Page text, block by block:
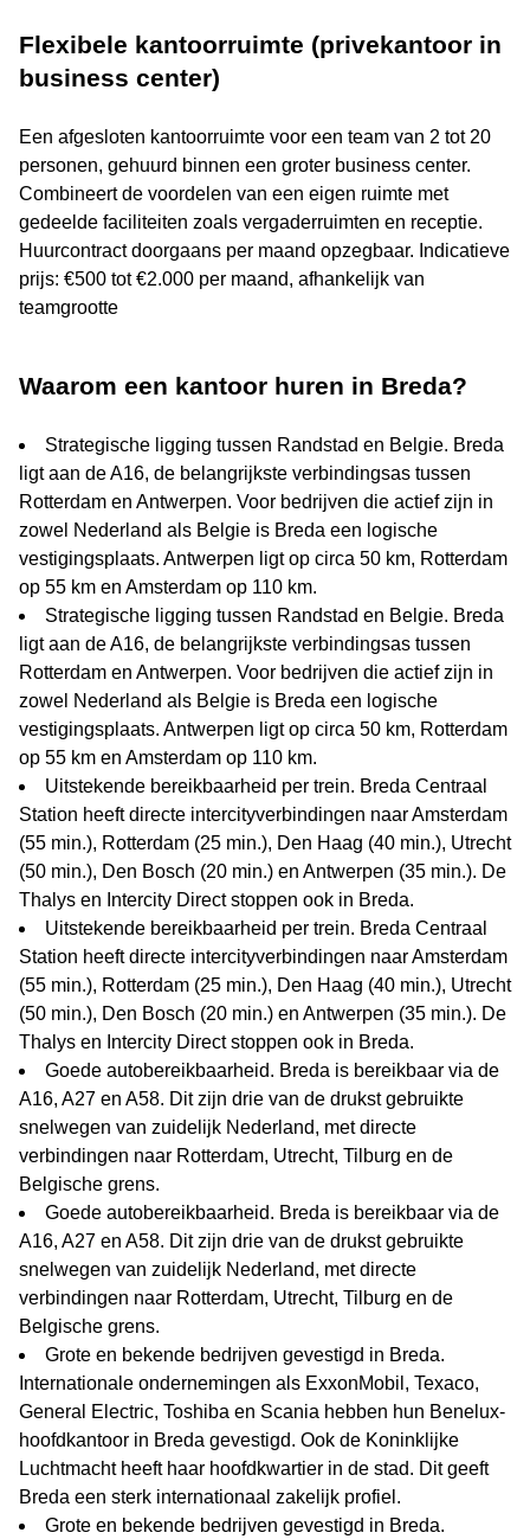
Flexibele kantoorruimte (privekantoor in
business center)
Een afgesloten kantoorruimte voor een team van 2 tot 20
personen, gehuurd binnen een groter business center.
Combineert de voordelen van een eigen ruimte met
gedeelde faciliteiten zoals vergaderruimten en receptie.
Huurcontract doorgaans per maand opzegbaar. Indicatieve
prijs: €500 tot €2.000 per maand, afhankelijk van
teamgrootte
Waarom een kantoor huren in Breda?
Strategische ligging tussen Randstad en Belgie. Breda
ligt aan de A16, de belangrijkste verbindingsas tussen
Rotterdam en Antwerpen. Voor bedrijven die actief zijn in
zowel Nederland als Belgie is Breda een logische
vestigingsplaats. Antwerpen ligt op circa 50 km, Rotterdam
op 55 km en Amsterdam op 110 km.
Strategische ligging tussen Randstad en Belgie. Breda
ligt aan de A16, de belangrijkste verbindingsas tussen
Rotterdam en Antwerpen. Voor bedrijven die actief zijn in
zowel Nederland als Belgie is Breda een logische
vestigingsplaats. Antwerpen ligt op circa 50 km, Rotterdam
op 55 km en Amsterdam op 110 km.
Uitstekende bereikbaarheid per trein. Breda Centraal
Station heeft directe intercityverbindingen naar Amsterdam
(55 min.), Rotterdam (25 min.), Den Haag (40 min.), Utrecht
(50 min.), Den Bosch (20 min.) en Antwerpen (35 min.). De
Thalys en Intercity Direct stoppen ook in Breda.
Uitstekende bereikbaarheid per trein. Breda Centraal
Station heeft directe intercityverbindingen naar Amsterdam
(55 min.), Rotterdam (25 min.), Den Haag (40 min.), Utrecht
(50 min.), Den Bosch (20 min.) en Antwerpen (35 min.). De
Thalys en Intercity Direct stoppen ook in Breda.
Goede autobereikbaarheid. Breda is bereikbaar via de
A16, A27 en A58. Dit zijn drie van de drukst gebruikte
snelwegen van zuidelijk Nederland, met directe
verbindingen naar Rotterdam, Utrecht, Tilburg en de
Belgische grens.
Goede autobereikbaarheid. Breda is bereikbaar via de
A16, A27 en A58. Dit zijn drie van de drukst gebruikte
snelwegen van zuidelijk Nederland, met directe
verbindingen naar Rotterdam, Utrecht, Tilburg en de
Belgische grens.
Grote en bekende bedrijven gevestigd in Breda.
Internationale ondernemingen als ExxonMobil, Texaco,
General Electric, Toshiba en Scania hebben hun Benelux-
hoofdkantoor in Breda gevestigd. Ook de Koninklijke
Luchtmacht heeft haar hoofdkwartier in de stad. Dit geeft
Breda een sterk internationaal zakelijk profiel.
Grote en bekende bedrijven gevestigd in Breda.